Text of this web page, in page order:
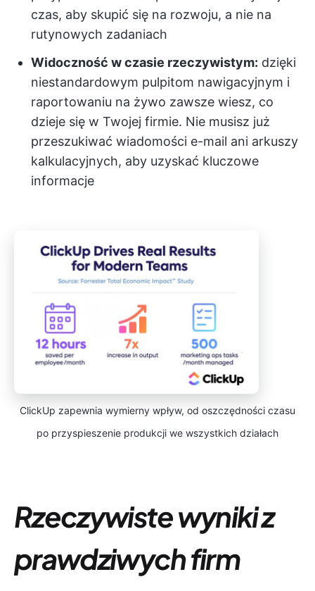
czas, aby skupić się na rozwoju, a nie na
rutynowych zadaniach
Widoczność w czasie rzeczywistym: dzięki
niestandardowym pulpitom nawigacyjnym i
raportowaniu na żywo zawsze wiesz, co
dzieje się w Twojej firmie. Nie musisz już
przeszukiwać wiadomości e-mail ani arkuszy
kalkulacyjnych, aby uzyskać kluczowe
informacje
ClickUp zapewnia wymierny wpływ, od oszczędności czasu
po przyspieszenie produkcji we wszystkich działach
Rzeczywiste wyniki z
prawdziwych firm